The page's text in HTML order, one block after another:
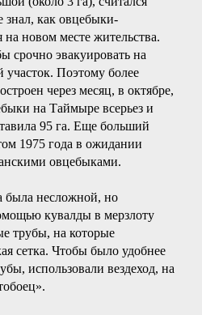
знал, как овцебыки-
на новом месте жительства.
срочно эвакуировать на
участок. Поэтому более
через месяц, в октябре,
на Таймыре всерьез и
95 га. Еще больший
1975 года в ожидании
овцебыками.
была несложной, но
кувалды в мерзлоту
трубы, на которые
сетка. Чтобы было удобнее
использовали вездеход, на